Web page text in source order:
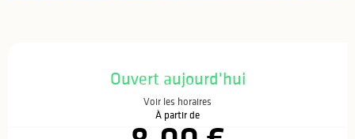
Ouvert aujourd'hui
Voir les horaires
À partir de